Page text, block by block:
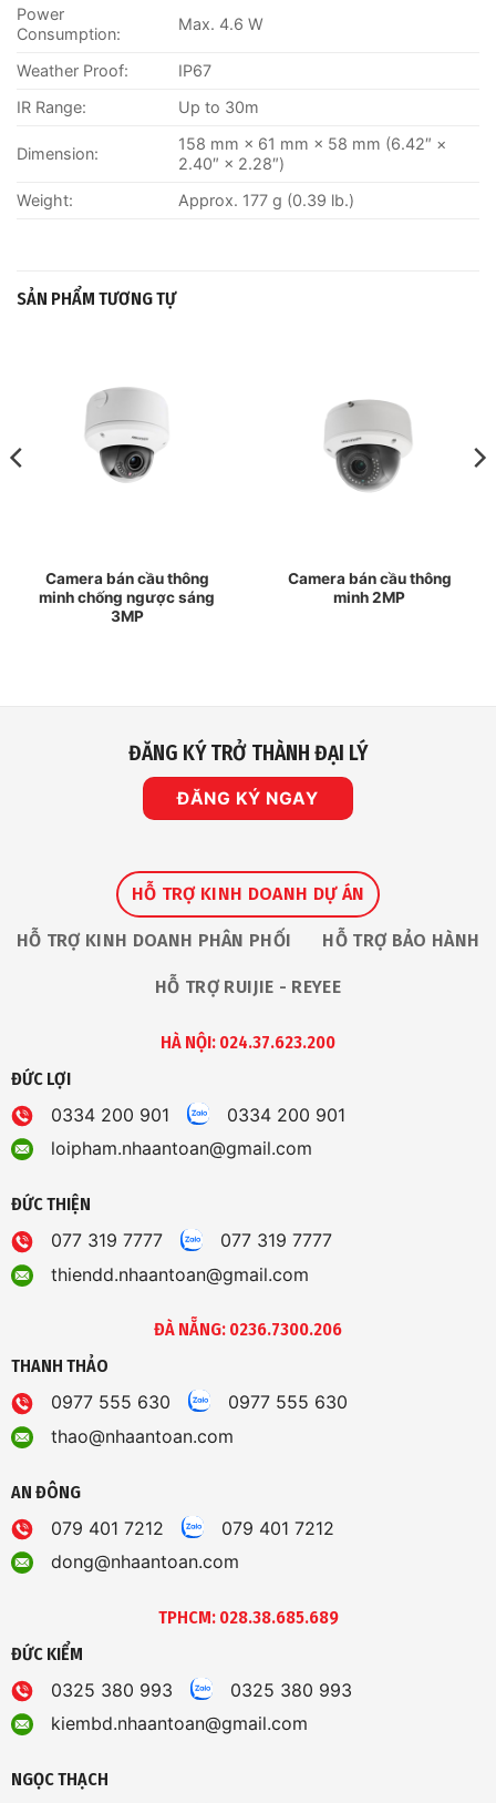
Power
Consumption:
Max. 4.6 W
Weather Proof:
IP67
IR Range:
Up to 30m
Dimension:
158 mm × 61 mm × 58 mm (6.42″ ×
2.40″ × 2.28″)
Weight:
Approx. 177 g (0.39 lb.)
SẢN PHẨM TƯƠNG TỰ
Camera bán cầu thông
minh chống ngược sáng
3MP
Camera bán cầu thông
minh 2MP
ĐĂNG KÝ TRỞ THÀNH ĐẠI LÝ
ĐĂNG KÝ NGAY
HỖ TRỢ KINH DOANH DỰ ÁN
HỖ TRỢ KINH DOANH PHÂN PHỐI HỖ TRỢ BẢO HÀNH
HỖ TRỢ RUIJIE - REYEE
HÀ NỘI: 024.37.623.200
ĐỨC LỢI
0334 200 901
0334 200 901
loipham.nhaantoan@gmail.com
ĐỨC THIỆN
077 319 7777
077 319 7777
thiendd.nhaantoan@gmail.com
ĐÀ NẴNG: 0236.7300.206
THANH THẢO
0977 555 630
0977 555 630
thao@nhaantoan.com
AN ĐÔNG
079 401 7212
079 401 7212
dong@nhaantoan.com
TPHCM: 028.38.685.689
ĐỨC KIỂM
0325 380 993
0325 380 993
kiembd.nhaantoan@gmail.com
NGỌC THẠCH